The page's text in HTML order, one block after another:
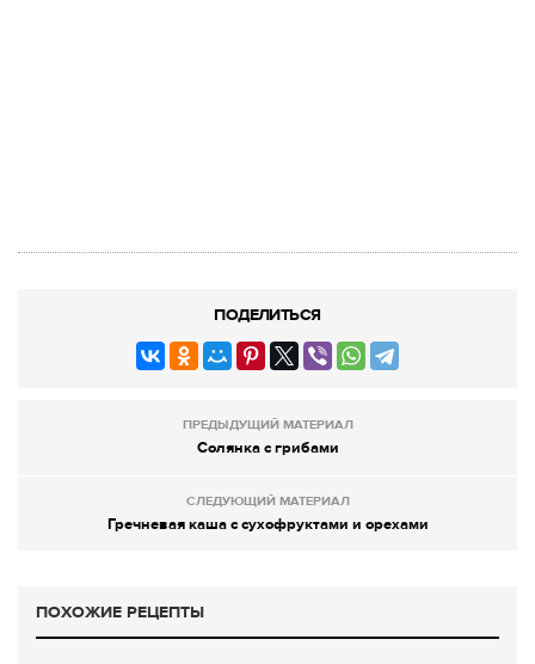
ПОДЕЛИТЬСЯ
ПРЕДЫДУЩИЙ МАТЕРИАЛ
Солянка с грибами
СЛЕДУЮЩИЙ МАТЕРИАЛ
Гречневая каша с сухофруктами и орехами
ПОХОЖИЕ РЕЦЕПТЫ